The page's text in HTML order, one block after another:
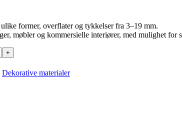
former, overflater og tykkelser fra 3–19 mm.
møbler og kommersielle interiører, med mulighet
Dekorative materialer